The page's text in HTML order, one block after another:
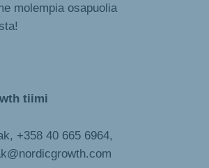
molempia osapuolia
tiimi
+358 40 665 6964,